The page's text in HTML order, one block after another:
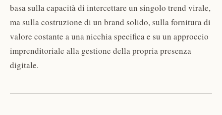
basa sulla capacità di intercettare un singolo trend virale,
ma sulla costruzione di un brand solido, sulla fornitura di
valore costante a una nicchia specifica e su un approccio
imprenditoriale alla gestione della propria presenza
digitale.